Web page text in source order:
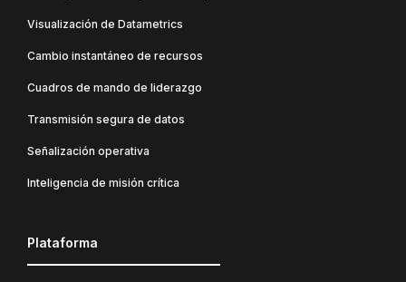
Visualización de Datametrics
Cambio instantáneo de recursos
Cuadros de mando de liderazgo
Transmisión segura de datos
Señalización operativa
Inteligencia de misión crítica
Plataforma